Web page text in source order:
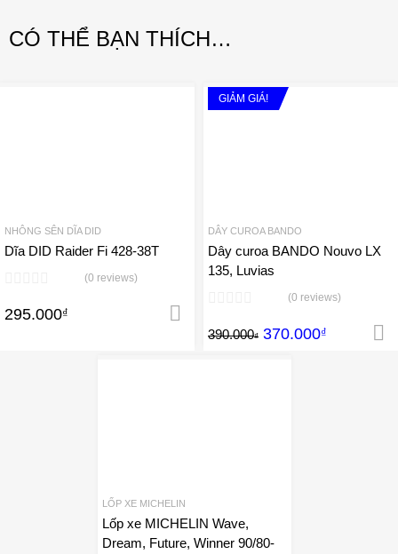
CÓ THỂ BẠN THÍCH…
NHÔNG SÊN DĨA DID
Dĩa DID Raider Fi 428-38T
(0 reviews)
295.000₫
GIẢM GIÁ!
DÂY CUROA BANDO
Dây curoa BANDO Nouvo LX
135, Luvias
(0 reviews)
390.000₫ 370.000₫
LỐP XE MICHELIN
Lốp xe MICHELIN Wave,
Dream, Future, Winner 90/80-